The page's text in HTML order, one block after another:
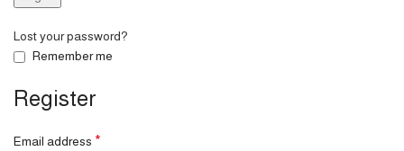
Lost your password?
Remember me
Register
Email address *